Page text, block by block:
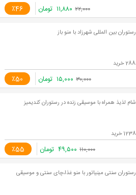
٪46 ۲۲,۰۰۰ ۱۱,۸۸۰ تومان
رستوران بین المللی شهرزاد با منو باز
٪50 ۳۰,۰۰۰ ۱۵,۰۰۰ تومان
شام لذیذ همراه با موسیقی زنده در رستوران کندیمیز
٪55 ۱۱۰,۰۰۰ ۴۹,۵۰۰ تومان
رستوران سنتی مینیاتور با منو غذا،چای سنتی و موسیقی